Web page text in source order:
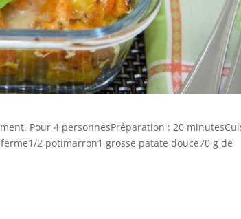
Pour 4 personnesPréparation : 20
2 potimarron1 grosse patate douce70 g de